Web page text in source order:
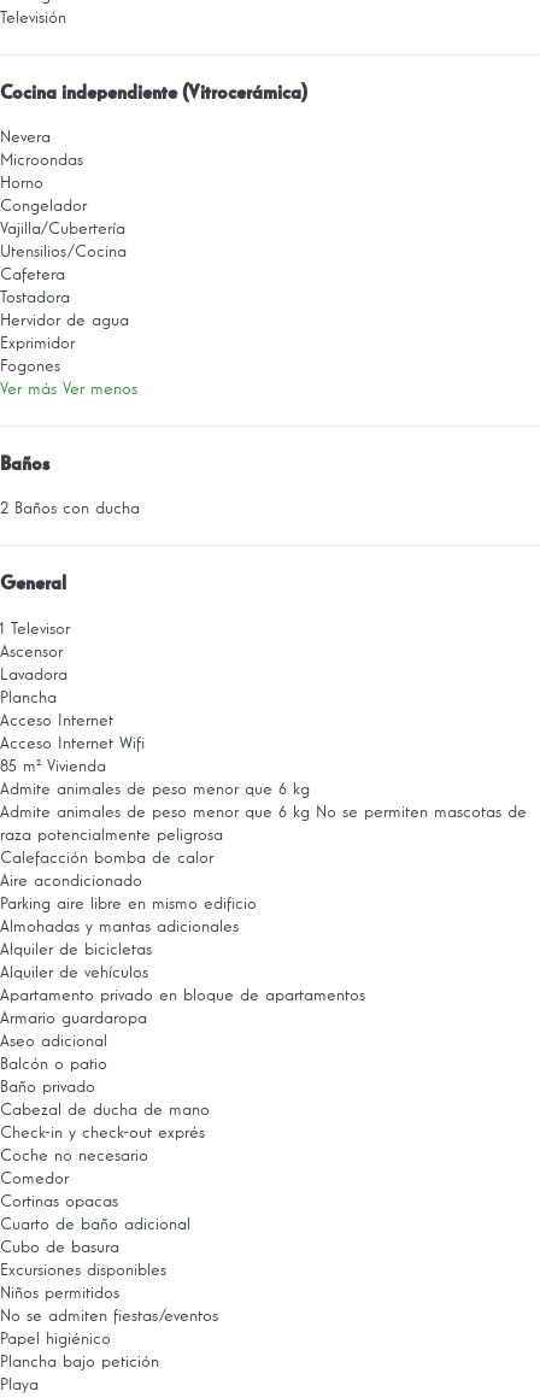
Televisión
Cocina independiente (Vitrocerámica)
Nevera
Microondas
Horno
Congelador
Vajilla/Cubertería
Utensilios/Cocina
Cafetera
Tostadora
Hervidor de agua
Exprimidor
Fogones
Ver más Ver menos
Baños
2 Baños con ducha
General
1 Televisor
Ascensor
Lavadora
Plancha
Acceso Internet
Acceso Internet Wifi
85 m² Vivienda
Admite animales de peso menor que 6 kg
Admite animales de peso menor que 6 kg No se permiten mascotas de
raza potencialmente peligrosa
Calefacción bomba de calor
Aire acondicionado
Parking aire libre en mismo edificio
Almohadas y mantas adicionales
Alquiler de bicicletas
Alquiler de vehículos
Apartamento privado en bloque de apartamentos
Armario guardaropa
Aseo adicional
Balcón o patio
Baño privado
Cabezal de ducha de mano
Check-in y check-out exprés
Coche no necesario
Comedor
Cortinas opacas
Cuarto de baño adicional
Cubo de basura
Excursiones disponibles
Niños permitidos
No se admiten fiestas/eventos
Papel higiénico
Plancha bajo petición
Playa